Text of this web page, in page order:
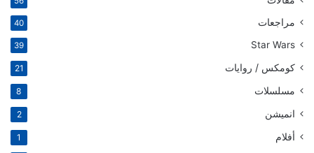
مراجعات 40
Star Wars
39
كومكس / روايات 21
مسلسلات 8
انميشن 2
أفلام 1